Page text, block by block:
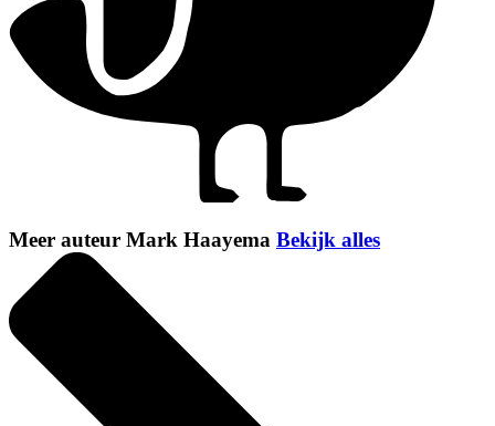
Meer auteur Mark Haayema Bekijk alles